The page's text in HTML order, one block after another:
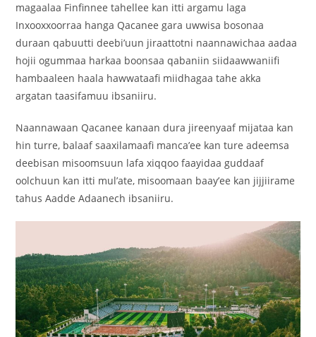
magaalaa Finfinnee tahellee kan itti argamu laga
Inxooxxoorraa hanga Qacanee gara uwwisa bosonaa
duraan qabuutti deebi’uun jiraattotni naannawichaa aadaa
hojii ogummaa harkaa boonsaa qabaniin siidaawwaniifi
hambaaleen haala hawwataafi miidhagaa tahe akka
argatan taasifamuu ibsaniiru.
Naannawaan Qacanee kanaan dura jireenyaaf mijataa kan
hin turre, balaaf saaxilamaafi manca’ee kan ture adeemsa
deebisan misoomsuun lafa xiqqoo faayidaa guddaaf
oolchuun kan itti mul’ate, misoomaan baay’ee kan jijjiirame
tahus Aadde Adaanech ibsaniiru.